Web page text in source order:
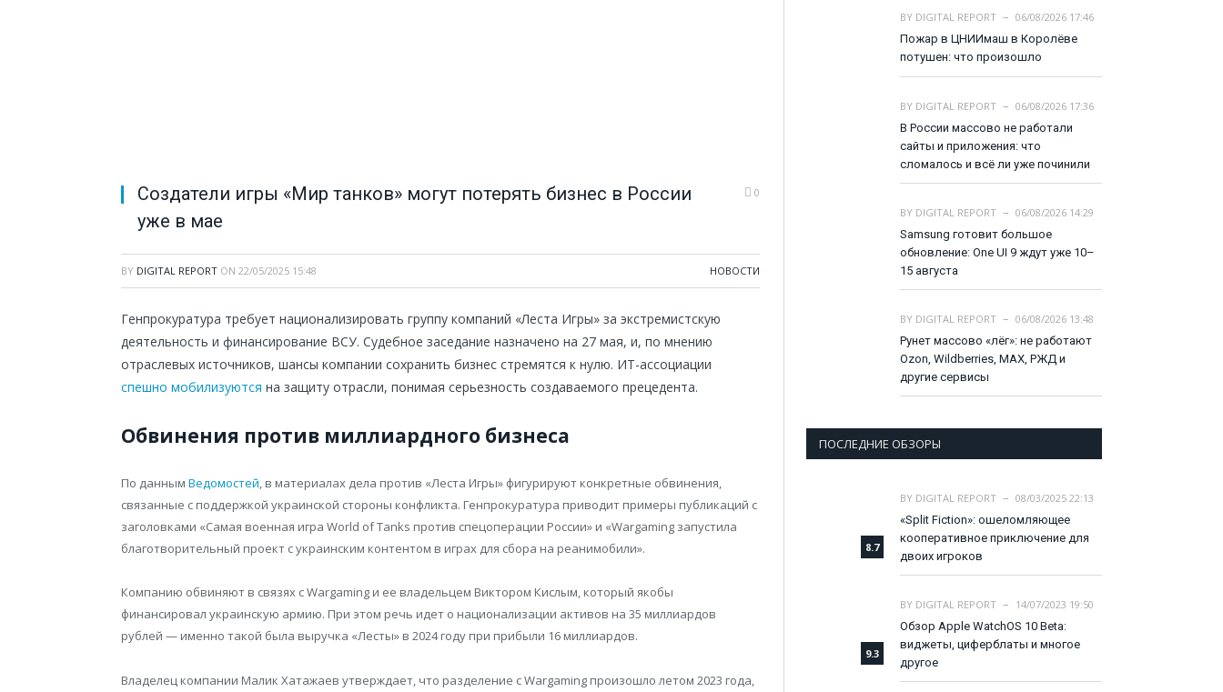
Создатели игры «Мир танков» могут потерять бизнес в России
уже в мае
0
BY DIGITAL REPORT ON 22/05/2025 15:48 НОВОСТИ
Генпрокуратура требует национализировать группу компаний «Леста Игры» за экстремистскую
деятельность и финансирование ВСУ. Судебное заседание назначено на 27 мая, и, по мнению
отраслевых источников, шансы компании сохранить бизнес стремятся к нулю. ИТ-ассоциации
спешно мобилизуются на защиту отрасли, понимая серьезность создаваемого прецедента.
Обвинения против миллиардного бизнеса
По данным Ведомостей, в материалах дела против «Леста Игры» фигурируют конкретные обвинения,
связанные с поддержкой украинской стороны конфликта. Генпрокуратура приводит примеры публикаций с
заголовками «Самая военная игра World of Tanks против спецоперации России» и «Wargaming запустила
благотворительный проект с украинским контентом в играх для сбора на реанимобили».
Компанию обвиняют в связях с Wargaming и ее владельцем Виктором Кислым, который якобы
финансировал украинскую армию. При этом речь идет о национализации активов на 35 миллиардов
рублей — именно такой была выручка «Лесты» в 2024 году при прибыли 16 миллиардов.
Владелец компании Малик Хатажаев утверждает, что разделение с Wargaming произошло летом 2023 года,
BY DIGITAL REPORT
06/08/2026 17:46
Пожар в ЦНИИмаш в Королёве
потушен: что произошло
BY DIGITAL REPORT
06/08/2026 17:36
В России массово не работали
сайты и приложения: что
сломалось и всё ли уже починили
BY DIGITAL REPORT
06/08/2026 14:29
Samsung готовит большое
обновление: One UI 9 ждут уже 10–
15 августа
BY DIGITAL REPORT
06/08/2026 13:48
Рунет массово «лёг»: не работают
Ozon, Wildberries, MAX, РЖД и
другие сервисы
ПОСЛЕДНИЕ ОБЗОРЫ
8.7
BY DIGITAL REPORT
08/03/2025 22:13
«Split Fiction»: ошеломляющее
кооперативное приключение для
двоих игроков
9.3
BY DIGITAL REPORT
14/07/2023 19:50
Обзор Apple WatchOS 10 Beta:
виджеты, циферблаты и многое
другое